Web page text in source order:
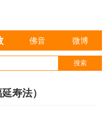
佛音 微博
寿法）